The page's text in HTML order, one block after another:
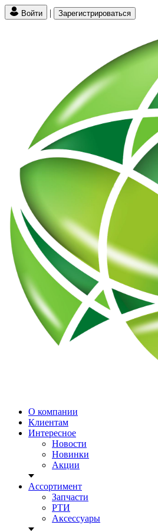
Войти | Зарегистрироваться
О компании
Клиентам
Интересное
Новости
Новинки
Акции
Ассортимент
Запчасти
РТИ
Аксессуары